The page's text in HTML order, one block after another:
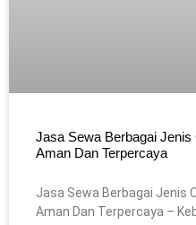
Jasa Sewa Berbagai
Aman Dan Terpercaya
Jasa Sewa Berbagai Jenis
Aman Dan Terpercaya –